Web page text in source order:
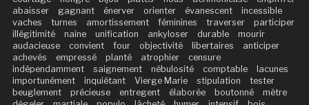
abaisser
gagnant énerver orienter évanescent
incessible
vaches
turnes amortissement féminines traverser
participer
illégitimité
naine unification ankyloser durable
mourir
audacieuse
convient four objectivité libertaires
anticiper
achevés
empressé planté atrophier
censure
indépendamment
saignement nébulosité comptable
lacunes
importunément
inquiétant Vierge Marie stipulation
tester
beuglement
précieuse entregent élaborée boutonné
mètre